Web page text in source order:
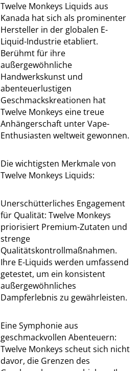
Twelve Monkeys Liquids aus
Kanada hat sich als prominenter
Hersteller in der globalen E-
Liquid-Industrie etabliert.
Berühmt für ihre
außergewöhnliche
Handwerkskunst und
abenteuerlustigen
Geschmackskreationen hat
Twelve Monkeys eine treue
Anhängerschaft unter Vape-
Enthusiasten weltweit gewonnen.
Die wichtigsten Merkmale von
Twelve Monkeys Liquids:
Unerschütterliches Engagement
für Qualität: Twelve Monkeys
priorisiert Premium-Zutaten und
strenge
Qualitätskontrollmaßnahmen.
Ihre E-Liquids werden umfassend
getestet, um ein konsistent
außergewöhnliches
Dampferlebnis zu gewährleisten.
Eine Symphonie aus
geschmackvollen Abenteuern:
Twelve Monkeys scheut sich nicht
davor, die Grenzen des